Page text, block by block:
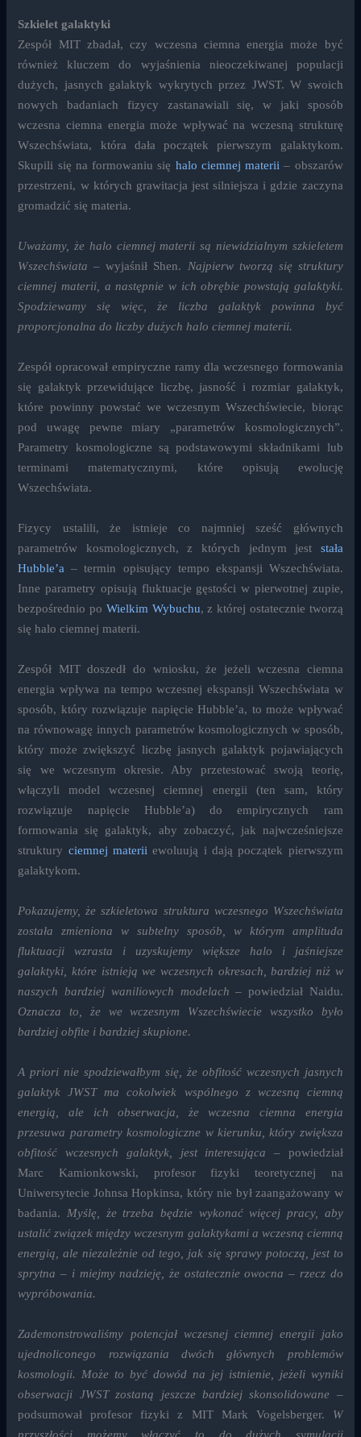
Szkielet galaktyki
Zespół MIT zbadał, czy wczesna ciemna energia może być
również kluczem do wyjaśnienia nieoczekiwanej populacji
dużych, jasnych galaktyk wykrytych przez JWST. W swoich
nowych badaniach fizycy zastanawiali się, w jaki sposób
wczesna ciemna energia może wpływać na wczesną strukturę
Wszechświata, która dała początek pierwszym galaktykom.
Skupili się na formowaniu się halo ciemnej materii – obszarów
przestrzeni, w których grawitacja jest silniejsza i gdzie zaczyna
gromadzić się materia.
Uważamy, że halo ciemnej materii są niewidzialnym szkieletem
Wszechświata – wyjaśnił Shen. Najpierw tworzą się struktury
ciemnej materii, a następnie w ich obrębie powstają galaktyki.
Spodziewamy się więc, że liczba galaktyk powinna być
proporcjonalna do liczby dużych halo ciemnej materii.
Zespół opracował empiryczne ramy dla wczesnego formowania
się galaktyk przewidujące liczbę, jasność i rozmiar galaktyk,
które powinny powstać we wczesnym Wszechświecie, biorąc
pod uwagę pewne miary „parametrów kosmologicznych”.
Parametry kosmologiczne są podstawowymi składnikami lub
terminami matematycznymi, które opisują ewolucję
Wszechświata.
Fizycy ustalili, że istnieje co najmniej sześć głównych
parametrów kosmologicznych, z których jednym jest stała
Hubble’a – termin opisujący tempo ekspansji Wszechświata.
Inne parametry opisują fluktuacje gęstości w pierwotnej zupie,
bezpośrednio po Wielkim Wybuchu, z której ostatecznie tworzą
się halo ciemnej materii.
Zespół MIT doszedł do wniosku, że jeżeli wczesna ciemna
energia wpływa na tempo wczesnej ekspansji Wszechświata w
sposób, który rozwiązuje napięcie Hubble’a, to może wpływać
na równowagę innych parametrów kosmologicznych w sposób,
który może zwiększyć liczbę jasnych galaktyk pojawiających
się we wczesnym okresie. Aby przetestować swoją teorię,
włączyli model wczesnej ciemnej energii (ten sam, który
rozwiązuje napięcie Hubble’a) do empirycznych ram
formowania się galaktyk, aby zobaczyć, jak najwcześniejsze
struktury ciemnej materii ewoluują i dają początek pierwszym
galaktykom.
Pokazujemy, że szkieletowa struktura wczesnego Wszechświata
została zmieniona w subtelny sposób, w którym amplituda
fluktuacji wzrasta i uzyskujemy większe halo i jaśniejsze
galaktyki, które istnieją we wczesnych okresach, bardziej niż w
naszych bardziej waniliowych modelach – powiedział Naidu.
Oznacza to, że we wczesnym Wszechświecie wszystko było
bardziej obfite i bardziej skupione.
A priori nie spodziewałbym się, że obfitość wczesnych jasnych
galaktyk JWST ma cokolwiek wspólnego z wczesną ciemną
energią, ale ich obserwacja, że wczesna ciemna energia
przesuwa parametry kosmologiczne w kierunku, który zwiększa
obfitość wczesnych galaktyk, jest interesująca – powiedział
Marc Kamionkowski, profesor fizyki teoretycznej na
Uniwersytecie Johnsa Hopkinsa, który nie był zaangażowany w
badania. Myślę, że trzeba będzie wykonać więcej pracy, aby
ustalić związek między wczesnym galaktykami a wczesną ciemną
energią, ale niezależnie od tego, jak się sprawy potoczą, jest to
sprytna – i miejmy nadzieję, że ostatecznie owocna – rzecz do
wypróbowania.
Zademonstrowaliśmy potencjał wczesnej ciemnej energii jako
ujednoliconego rozwiązania dwóch głównych problemów
kosmologii. Może to być dowód na jej istnienie, jeżeli wyniki
obserwacji JWST zostaną jeszcze bardziej skonsolidowane –
podsumował profesor fizyki z MIT Mark Vogelsberger. W
przyszłości możemy włączyć to do dużych symulacji